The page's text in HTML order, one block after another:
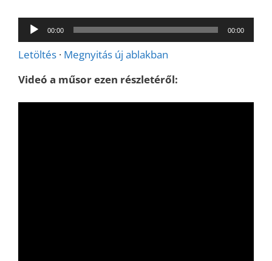
Audió
lejátszó
00:00 00:00
Letöltés · Megnyitás új ablakban
Videó a műsor ezen részletéről: